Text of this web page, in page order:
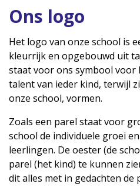
Ons logo
Het logo van onze school is
kleurrijk en opgebouwd uit
staat voor ons symbool
talent van ieder kind, terwijl
onze school, vormen.
Zoals een parel staat voor
school de individuele groei
leerlingen. De oester (de
parel (het kind) te kunnen
dit alles met in gedachten de